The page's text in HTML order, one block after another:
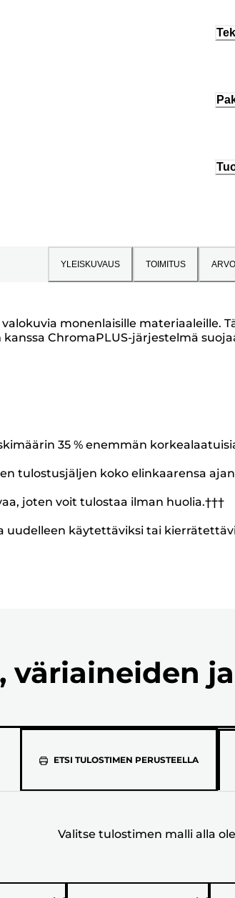
YLEISKUVAUS TOIMITUS
monenlaisille materiaaleille.
ChromaPLUS-järjestelmä
35 % enemmän
tulostusjäljen koko elinkaarensa
joten voit tulostaa ilman huolia.†††
käytettäviksi tai
väriaineiden
ETSI TULOSTIMEN PERUSTEELLA
Valitse tulostimen malli alla